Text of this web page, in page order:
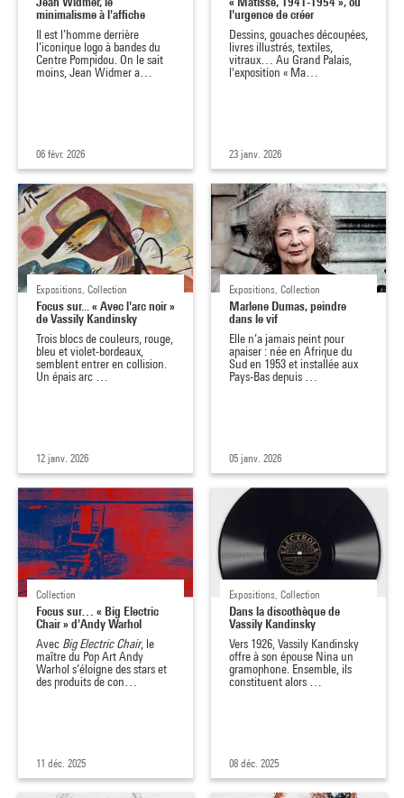
minimalisme à l'affiche
Il est l’homme derrière
l’iconique logo à bandes du
Centre Pompidou. On le sait
moins, Jean Widmer a…
06 févr. 2026
l'urgence de créer
Dessins, gouaches découpées,
livres illustrés, textiles,
vitraux… Au Grand Palais,
l'exposition « Ma…
23 janv. 2026
Expositions, Collection
Focus sur... « Avec l'arc noir »
de Vassily Kandinsky
Trois blocs de couleurs, rouge,
bleu et violet-bordeaux,
semblent entrer en collision.
Un épais arc …
12 janv. 2026
Expositions, Collection
Marlene Dumas, peindre
dans le vif
Elle n’a jamais peint pour
apaiser : née en Afrique du
Sud en 1953 et installée aux
Pays-Bas depuis …
05 janv. 2026
Collection
Focus sur… « Big Electric
Chair » d'Andy Warhol
Avec Big Electric Chair, le
maître du Pop Art Andy
Warhol s’éloigne des stars et
des produits de con…
11 déc. 2025
Expositions, Collection
Dans la discothèque de
Vassily Kandinsky
Vers 1926, Vassily Kandinsky
offre à son épouse Nina un
gramophone. Ensemble, ils
constituent alors …
08 déc. 2025